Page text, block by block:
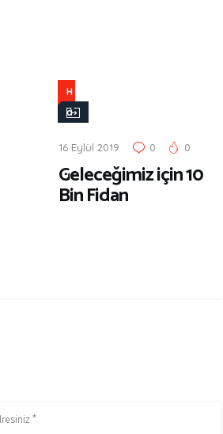
H
a
e
r
16 Eylül 2019 0 0
Geleceğimiz için 10
Bin Fidan